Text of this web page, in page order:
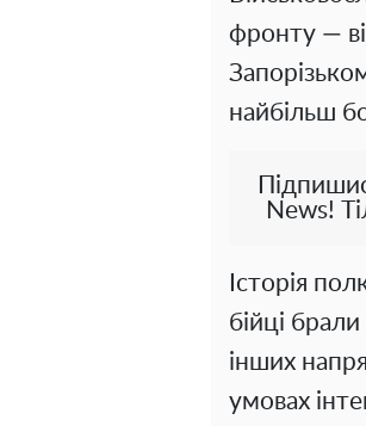
фронту —
найбільш
News!
Історія
бійці
інших
умовах